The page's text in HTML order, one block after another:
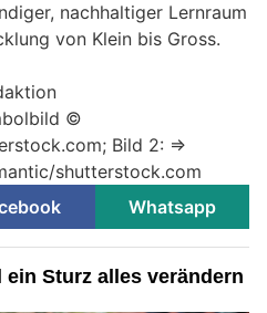
nachhaltiger Lernraum
von Klein bis Gross.
©
Bild 2: =>
shutterstock.com
Whatsapp
Sturz alles verändern